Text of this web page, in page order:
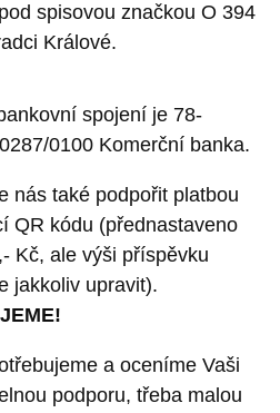
spisovou značkou O 394
Králové.
spojení je 78-
0100 Komerční banka.
nás také podpořit platbou
QR kódu (přednastaveno
Kč, ale výši příspěvku
jakkoliv upravit).
a oceníme Vaši
podporu, třeba malou